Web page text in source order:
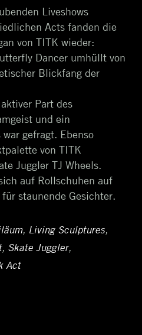
Liveshows
Acts fanden die
von TITK wieder:
Dancer umhüllt von
Blickfang der
Part des
und ein
gefragt. Ebenso
von TITK
Juggler TJ Wheels.
auf Rollschuhen auf
staunende Gesichter.
, Living Sculptures,
, Skate Juggler,
Act